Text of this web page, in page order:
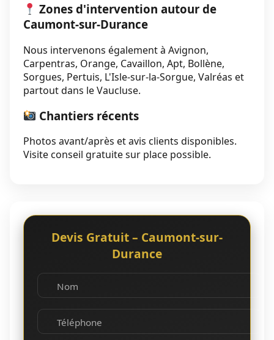
Zones d'intervention autour de
Caumont-sur-Durance
Nous intervenons également à Avignon,
Carpentras, Orange, Cavaillon, Apt, Bollène,
Sorgues, Pertuis, L'Isle-sur-la-Sorgue, Valréas et
partout dans le Vaucluse.
Chantiers récents
Photos avant/après et avis clients disponibles.
Visite conseil gratuite sur place possible.
Devis Gratuit – Caumont-sur-
Durance
Nom
Téléphone